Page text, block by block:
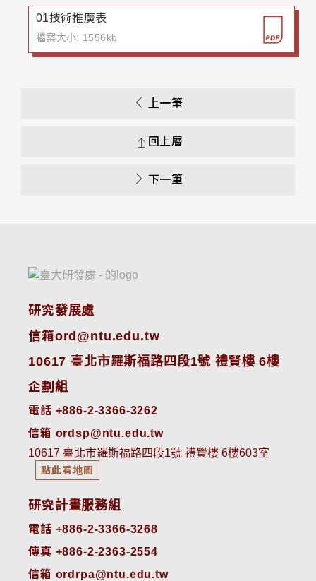
01技術推廣表
檔案大小: 1556kb
上一筆
回上層
下一筆
研究發展處
信箱ord@ntu.edu.tw
10617 臺北市羅斯福路四段1號 禮賢樓 6樓
企劃組
電話 +886-2-3366-3262
信箱 ordsp@ntu.edu.tw
10617 臺北市羅斯福路四段1號 禮賢樓 6樓603室
點此看地圖
研究計畫服務組
電話 +886-2-3366-3268
傳真 +886-2-2363-2554
信箱 ordrpa@ntu.edu.tw